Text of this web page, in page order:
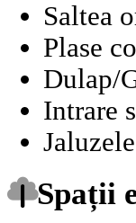
Saltea
Plase
Dulap/
Intrare
Spații